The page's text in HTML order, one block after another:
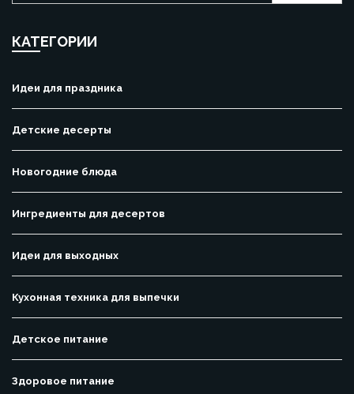
КАТЕГОРИИ
Идеи для праздника
Детские десерты
Новогодние блюда
Ингредиенты для десертов
Идеи для выходных
Кухонная техника для выпечки
Детское питание
Здоровое питание